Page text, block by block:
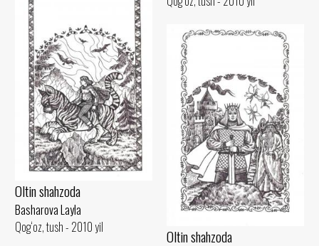
Oltin shahzoda
Basharova Layla
Qog‘oz, tush - 2010 yil
Oltin shahzoda